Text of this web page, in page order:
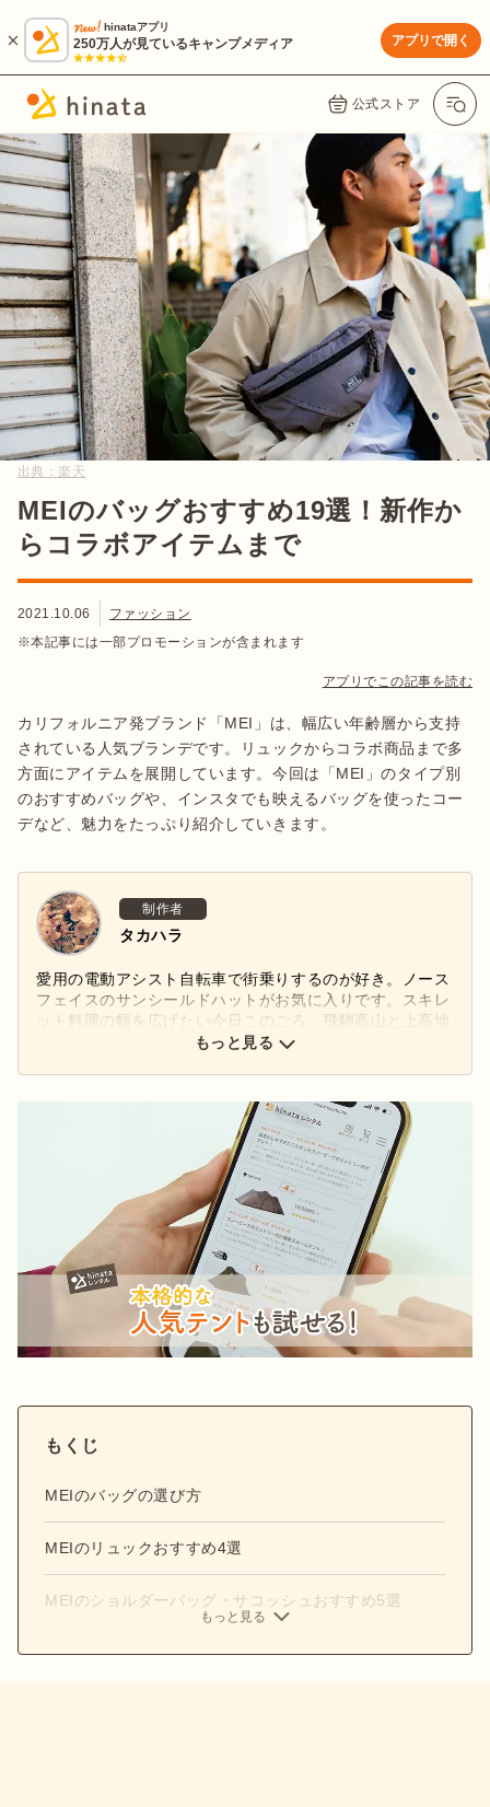
hinataアプリ
250万人が見ているキャンプメディア アプリで開く
公式ストア
出典： 楽天
MEIのバッグおすすめ19選！新作か
らコラボアイテムまで
2021.10.06
ファッション
※本記事には一部プロモーションが含まれます
アプリでこの記事を読む
カリフォルニア発ブランド「MEI」は、幅広い年齢層から支持
されている人気ブランデです。リュックからコラボ商品まで多
方面にアイテムを展開しています。今回は「MEI」のタイプ別
のおすすめバッグや、インスタでも映えるバッグを使ったコー
デなど、魅力をたっぷり紹介していきます。
制作者
タカハラ
愛用の電動アシスト自転車で街乗りするのが好き。ノース
フェイスのサンシールドハットがお気に入りです。スキレ
ット料理の幅を広げたい今日このごろ。飛騨高山と上高地
と下呂温泉はまた訪れたい。
もっと見る
もくじ
MEIのバッグの選び方
MEIのリュックおすすめ4選
MEIのショルダーバッグ・サコッシュおすすめ5選
もっと見る